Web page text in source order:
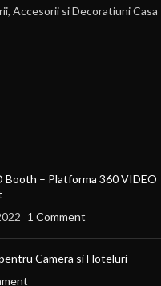
Accesorii si Decoratiuni Casa
Booth – Platforma 360 VIDEO
1 Comment
Camera si Hoteluri